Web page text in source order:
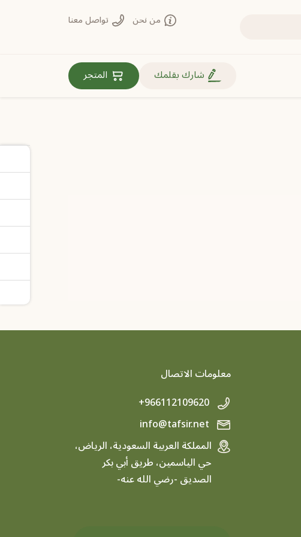
من نحن تواصل معنا
روابط مهمة
شارك بقلمك المتجر
معلومات الاتصال
+966112109620
المملكة العربية السعودية، الرياض،
حي الياسمين، طريق أبي بكر
الصديق -رضي الله عنه-